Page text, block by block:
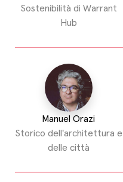
Sostenibilità di Warrant
Hub
Manuel Orazi
Storico dell'architettura e
delle città